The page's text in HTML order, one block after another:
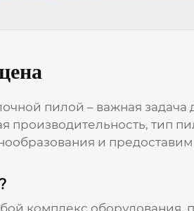
пилой – важная
производительность, тип
и
комплекс